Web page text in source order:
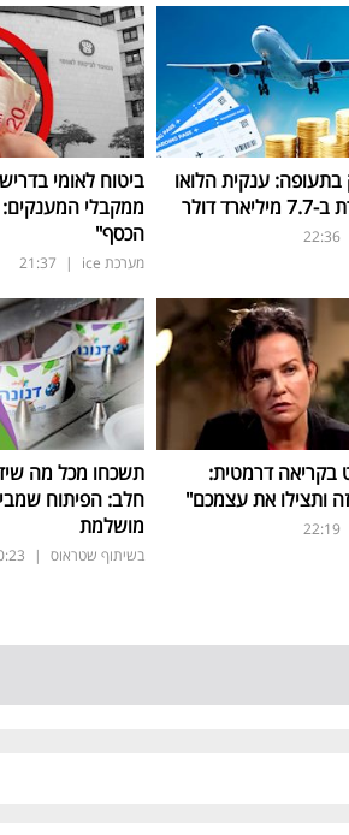
ענקית הלואו
דולר
22:36
ביטוח לאומי
ממקבלי
הכסף"
מערכת ice |
21:37
בקריאה דרמטית:
ותצילו את עצמכם"
22:19
תשכחו מכל מה
חלב: הפיתוח
מושלמת
בשיתוף שטראוס |